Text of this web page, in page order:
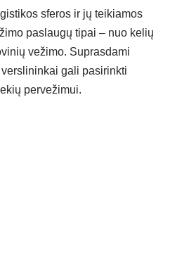
sferos ir jų teikiamos
paslaugų tipai – nuo kelių
vežimo. Suprasdami
gali pasirinkti
pervežimui.